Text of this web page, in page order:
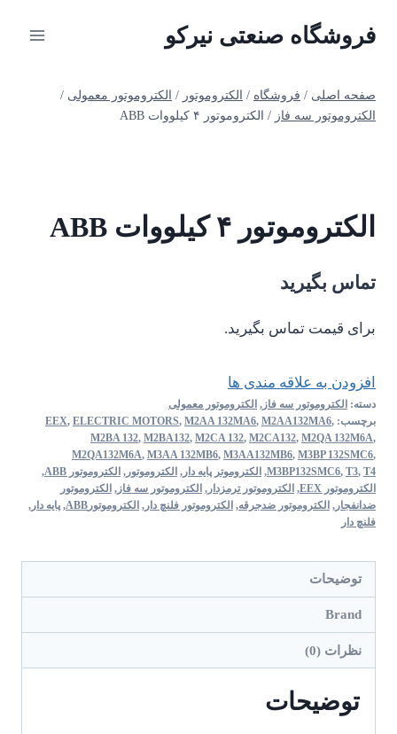
فروشگاه صنعتی نیرکو
صفحه اصلی / فروشگاه / الکتروموتور / الکتروموتور معمولی /
الکتروموتور سه فاز / الکتروموتور ۴ کیلووات ABB
الکتروموتور ۴ کیلووات ABB
تماس بگیرید
برای قیمت تماس بگیرید.
افزودن به علاقه مندی ها
دسته: الکتروموتور سه فاز , الکتروموتور معمولی
برچسب:
EEX, ELECTRIC MOTORS, M2AA 132MA6, M2AA132MA6,
M2BA 132, M2BA132, M2CA 132, M2CA132, M2QA 132M6A,
M2QA132M6A, M3AA 132MB6, M3AA132MB6, M3BP 132SMC6,
M3BP132SMC6, T3, T4
, الکتروموتر پایه دار , الکتروموتور , الکتروموتور ABB
,
الکتروموتور EEX
, الکتروموتور ترمزدار , الکتروموتور سه فاز , الکتروموتور
ضدانفجار , الکتروموتور ضدجرقه, الکتروموتور فلنچ دار , الکتروموتورABB , پایه دار ,
فلنچ دار
توضیحات
Brand
نظرات (0)
توضیحات